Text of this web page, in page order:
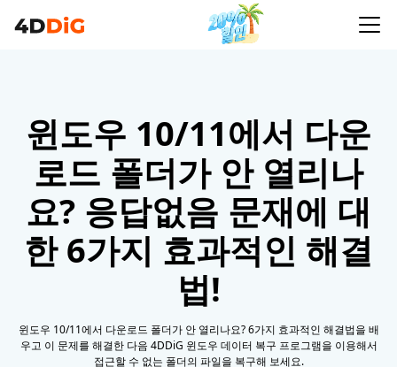
윈도우 10/11에서 다운
로드 폴더가 안 열리나
요? 응답없음 문재에 대
한 6가지 효과적인 해결
법!
윈도우 10/11에서 다운로드 폴더가 안 열리나요? 6가지 효과적인 해결법을 배
우고 이 문제를 해결한 다음 4DDiG 윈도우 데이터 복구 프로그램을 이용해서
접근할 수 없는 폴더의 파일을 복구해 보세요.